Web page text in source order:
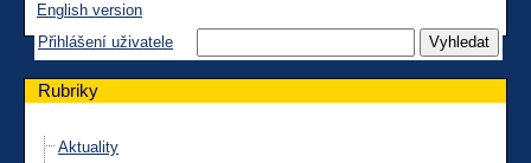
English version
Přihlášení uživatele
Rubriky
Aktuality